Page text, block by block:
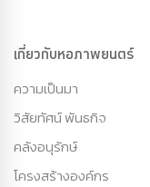
เกี่ยวกับหอภาพยนตร์
ความเป็นมา
วิสัยทัศน์ พันธกิจ
คลังอนุรักษ์
โครงสร้างองค์กร